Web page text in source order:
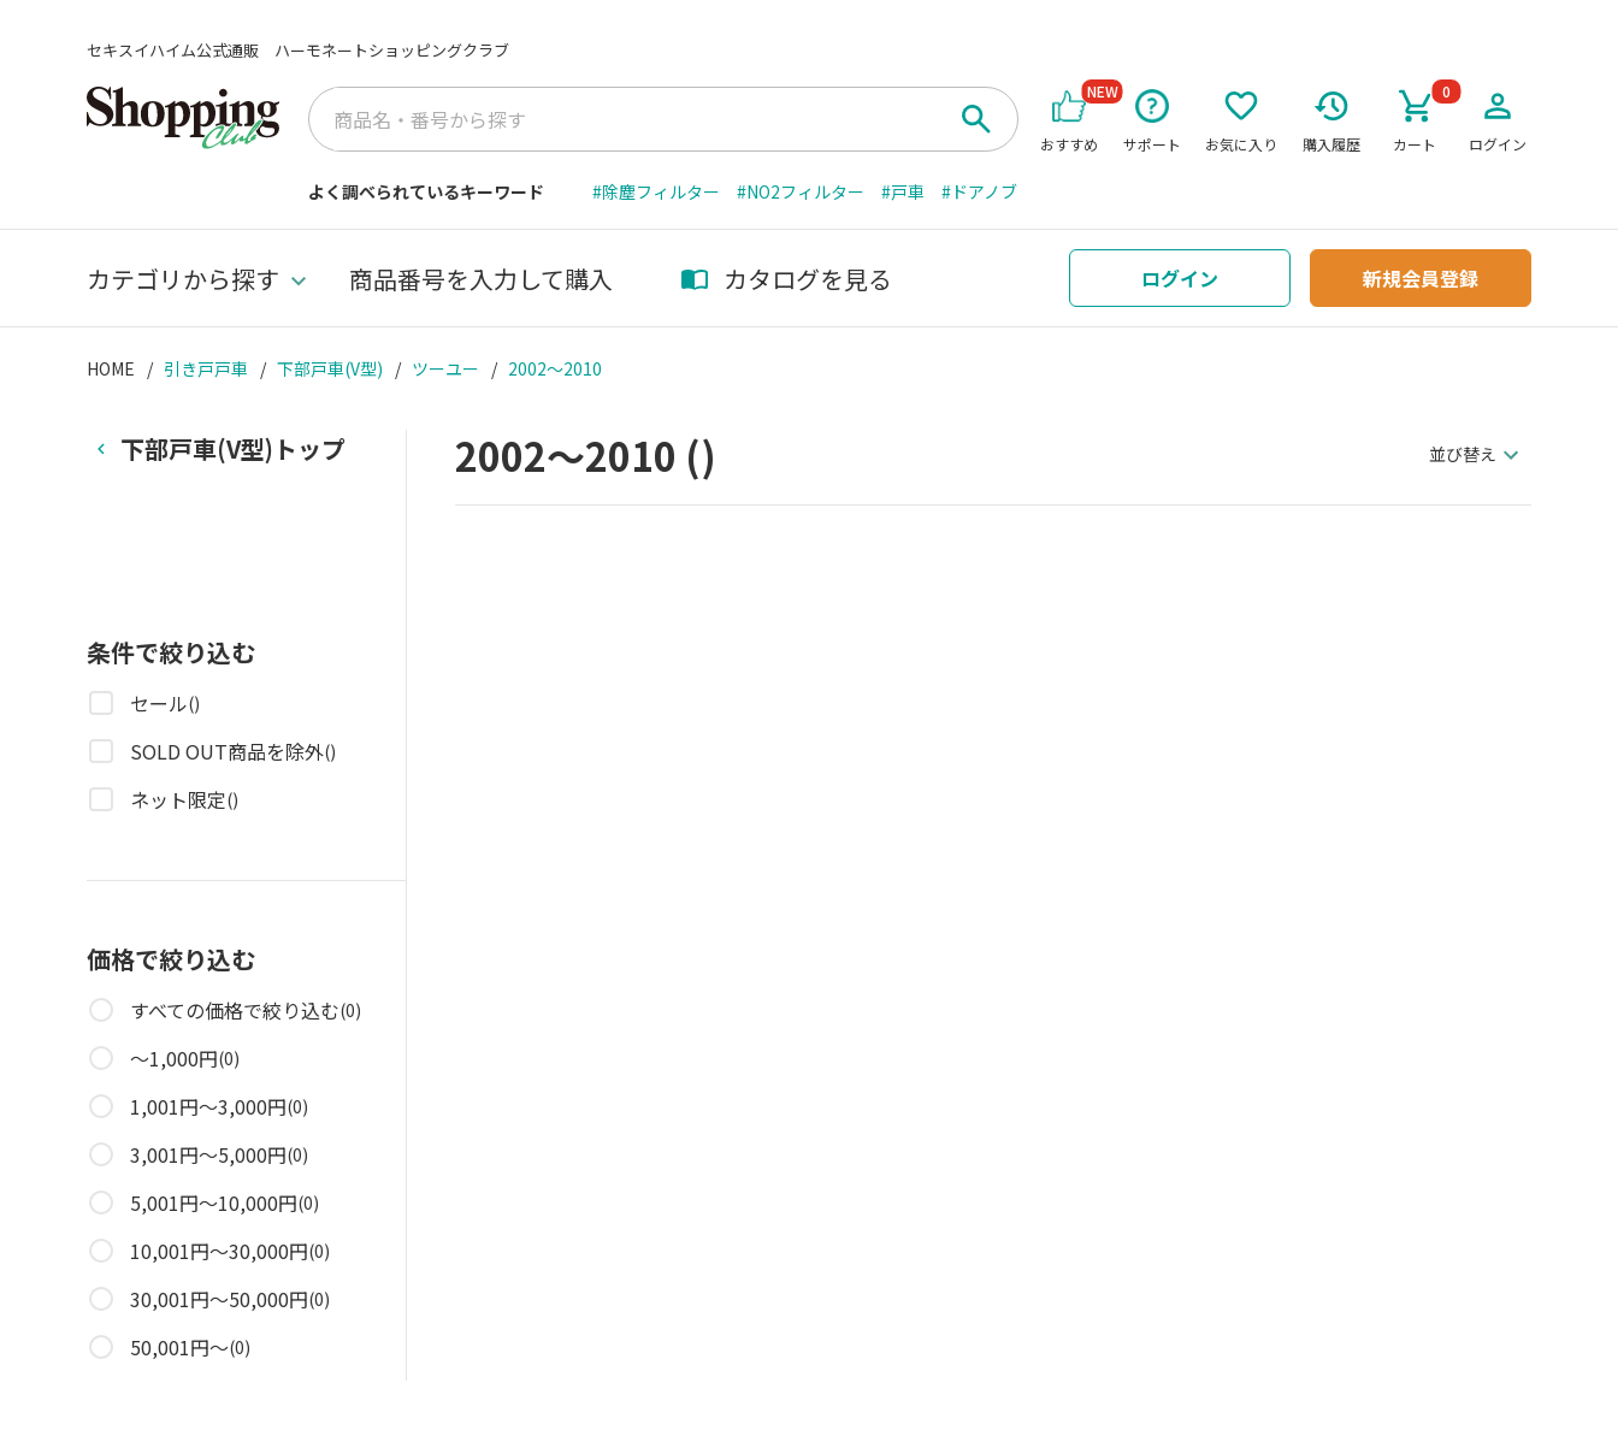
セキスイハイム公式通販 ハーモネートショッピングクラブ
おすすめ
NEW
サポート お気に入り 購入履歴 カート
0
ログイン
よく調べられているキーワード #除塵フィルター #NO2フィルター #戸車 #ドアノブ
カテゴリから探す 商品番号を入力して購入 カタログを見る ログイン 新規会員登録
HOME 引き戸戸車 下部戸車(V型) ツーユー 2002～2010
2002～2010 () 並び替え
下部戸車(V型)トップ
条件で絞り込む
セール()
SOLD OUT商品を除外()
ネット限定()
価格で絞り込む
すべての価格で絞り込む(0)
～1,000円(0)
1,001円～3,000円(0)
3,001円～5,000円(0)
5,001円～10,000円(0)
10,001円～30,000円(0)
30,001円～50,000円(0)
50,001円～(0)